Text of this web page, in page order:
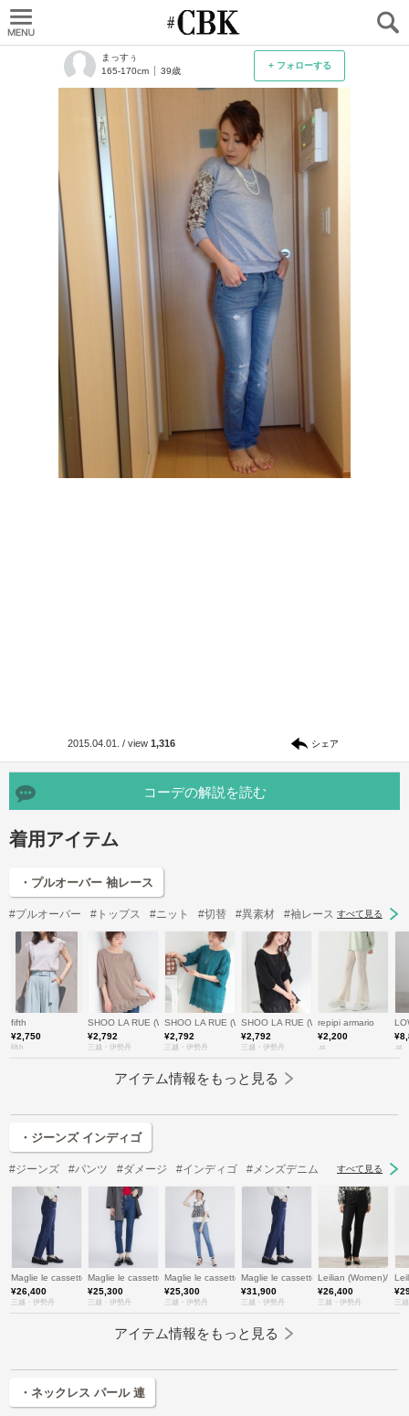
+ フォローする
まっすぅ
165-170cm
39歳
2015.04.01. / view 1,316 シェア
コーデの解説を読む
着用アイテム
・プルオーバー 袖レース
#プルオーバー #トップス #ニット #切替 #異素材 #袖レース すべて見る
fifth
¥2,750
fifth
SHOO LA RUE (Women)/シューラルー
¥2,792
三越・伊勢丹
SHOO LA RUE (Women)/シューラルー
¥2,792
三越・伊勢丹
SHOO LA RUE (Women)/シューラルー
¥2,792
三越・伊勢丹
repipi armario
¥2,200
.st .st
アイテム情報をもっと見る
・ジーンズ インディゴ
#ジーンズ #パンツ #ダメージ #インディゴ #メンズデニム すべて見る
Maglie le cassetto (Women)/マーリエ ル カセット
¥26,400
三越・伊勢丹
Maglie le cassetto (Women)/マーリエ ル カセット
¥25,300
三越・伊勢丹
Maglie le cassetto (Women)/マーリエ ル カセット
¥25,300
三越・伊勢丹
Maglie le cassetto L (Women/大きいサ
¥31,900
三越・伊勢丹
Leilian (Women)/レリ
¥26,400
三越・伊勢丹 三
アイテム情報をもっと見る
・ネックレス パール 連